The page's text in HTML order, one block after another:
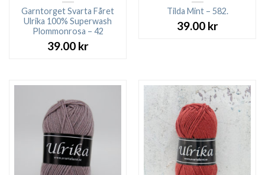
Garntorget Svarta Fåret
Ulrika 100% Superwash
Plommonrosa – 42
39.00 kr
Tilda Mint – 582.
39.00 kr